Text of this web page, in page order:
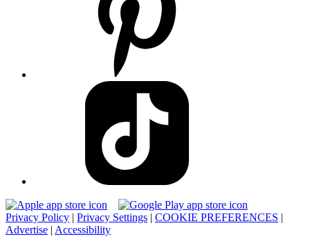
Privacy Policy | Privacy Settings | COOKIE PREFERENCES |
Advertise | Accessibility